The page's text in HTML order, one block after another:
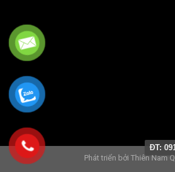
Phát triển bởi Thiên Nam
ĐT: